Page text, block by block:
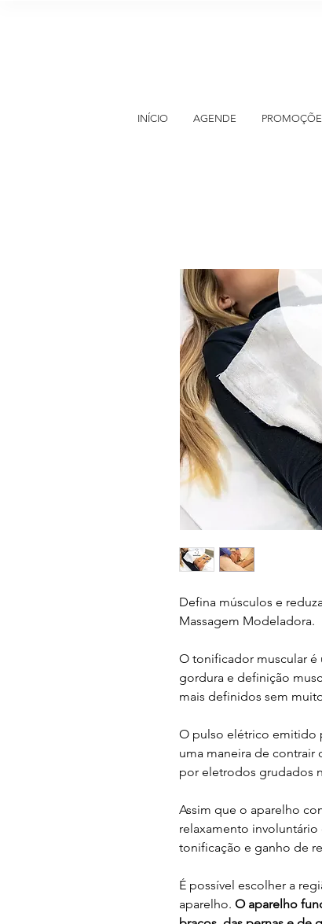
INÍCIO AGENDE
Defina músculos e
Massagem Modeladora.
O tonificador muscular
gordura e definição
mais definidos sem
O pulso elétrico emitido
uma maneira de
por eletrodos grudados
Assim que o aparelho
relaxamento
tonificação e ganho de
É possível escolher a
aparelho. O aparelho